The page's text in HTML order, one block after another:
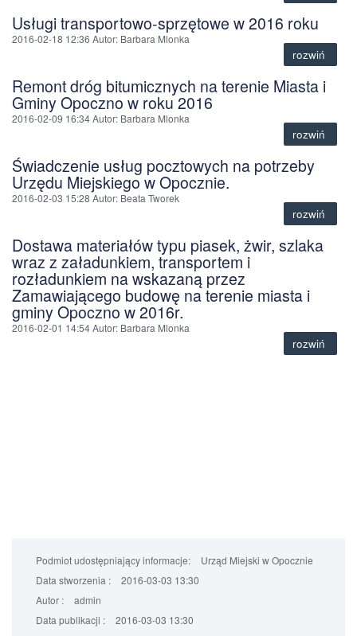
Usługi transportowo-sprzętowe w 2016 roku
2016-02-18 12:36 Autor: Barbara Mlonka
rozwiń
Remont dróg bitumicznych na terenie Miasta i
Gminy Opoczno w roku 2016
2016-02-09 16:34Autor: Barbara Mlonka
rozwiń
Świadczenie usług pocztowych na potrzeby
Urzędu Miejskiego w Opocznie.
2016-02-03 15:28 Autor: Beata Tworek
rozwiń
Dostawa materiałów typu piasek, żwir, szlaka
wraz z załadunkiem, transportem i
rozładunkiem na wskazaną przez
Zamawiającego budowę na terenie miasta i
gminy Opoczno w 2016r.
2016-02-01 14:54Autor: Barbara Mlonka
rozwiń
Podmiot udostępniający informacje:
Urząd Miejski w Opocznie
Data stworzenia :
2016-03-03 13:30
Autor :
admin
Data publikacji :
2016-03-03 13:30